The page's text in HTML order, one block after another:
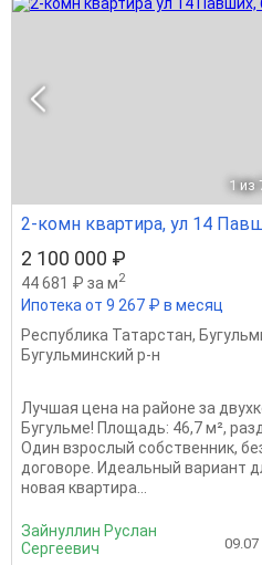
1 из
2-комн квартира, ул 14
2 100 000 ₽
44 681 ₽ за м2
Ипотека от 9 267 ₽ в месяц
Республика Татарстан,
Бугульминский р-н
Лучшая цена на районе за
Бугульме! Площадь: 46,7 м²,
Один взрослый собственник,
договоре. Идеальный вариант
новая квартира...
Зайнуллин Руслан
Сергеевич
09.07